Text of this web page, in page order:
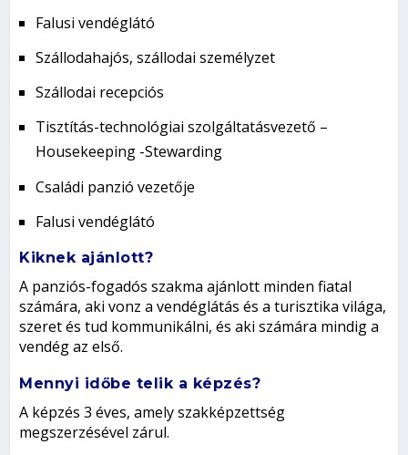
Falusi vendéglátó
Szállodahajós, szállodai személyzet
Szállodai recepciós
Tisztítás-technológiai szolgáltatásvezető –
Housekeeping -Stewarding
Családi panzió vezetője
Falusi vendéglátó
Kiknek ajánlott?
A panziós-fogadós szakma ajánlott minden fiatal
számára, aki vonz a vendéglátás és a turisztika világa,
szeret és tud kommunikálni, és aki számára mindig a
vendég az első.
Mennyi időbe telik a képzés?
A képzés 3 éves, amely szakképzettség
megszerzésével zárul.